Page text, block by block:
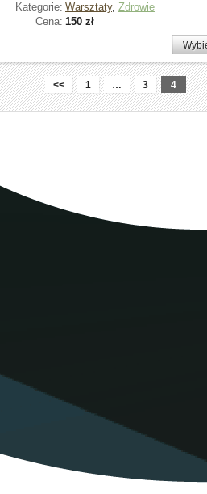
Kategorie: Warsztaty, Zdrowie
Cena: 150 zł
<< 1 … 3 4